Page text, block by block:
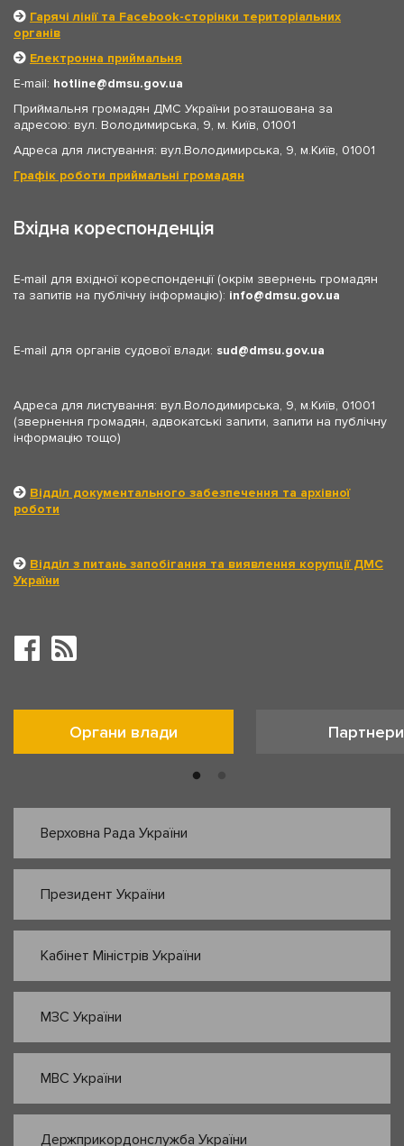
Гарячі лінії та Facebook-сторінки територіальних
органів
Електронна приймальня
E-mail: hotline
dmsu.gov.ua
Приймальня громадян ДМС України розташована за
адресою: вул. Володимирська, 9, м. Київ, 01001
Адреса для листування: вул.Володимирська, 9, м.Київ, 01001
Графік роботи приймальні громадян
Вхідна кореспонденція
E-mail для вхідної кореспонденції (окрім звернень громадян
та запитів на публічну інформацію): info dmsu.gov.ua
E-mail для органів судової влади: sud dmsu.gov.ua
Адреса для листування: вул.Володимирська, 9, м.Київ, 01001
(звернення громадян, адвокатські запити, запити на публічну
інформацію тощо)
Відділ документального забезпечення та архівної
роботи
Відділ з питань запобігання та виявлення корупції ДМС
України
Органи влади Партнери
Верховна Рада України
Президент України
Кабінет Міністрів України
МЗС України
МВС України
Держприкордонслужба України